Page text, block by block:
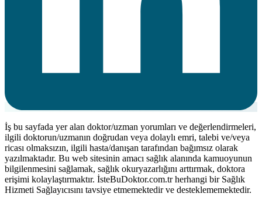
İş bu sayfada yer alan doktor/uzman yorumları ve değerlendirmeleri,
ilgili doktorun/uzmanın doğrudan veya dolaylı emri, talebi ve/veya
ricası olmaksızın, ilgili hasta/danışan tarafından bağımsız olarak
yazılmaktadır. Bu web sitesinin amacı sağlık alanında kamuoyunun
bilgilenmesini sağlamak, sağlık okuryazarlığını arttırmak, doktora
erişimi kolaylaştırmaktır. İsteBuDoktor.com.tr herhangi bir Sağlık
Hizmeti Sağlayıcısını tavsiye etmemektedir ve desteklememektedir.